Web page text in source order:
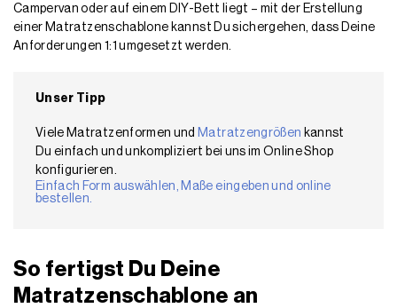
Campervan oder auf einem DIY-Bett liegt – mit der Erstellung
einer Matratzenschablone kannst Du sichergehen, dass Deine
Anforderungen 1:1 umgesetzt werden.
Unser Tipp
Viele Matratzenformen und Matratzengrößen kannst
Du einfach und unkompliziert bei uns im Online Shop
konfigurieren.
Einfach Form auswählen, Maße eingeben und online
bestellen.
So fertigst Du Deine
Matratzenschablone an